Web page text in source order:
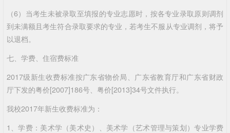
（6）当考生未被录取至填报的专业志愿时，按各专业录取原则调剂
到未满额且考生符合录取要求的专业，若考生不服从专业调剂，将予
以退档。
七、学费、住宿费标准
2017级新生收费标准按广东省物价局、广东省教育厅和广东省财政
厅下发的粤价[2007]186号、粤价[2013]34号文件执行。
我校2017年新生收费标准为：
1、学费：美术学（美术史）、美术学（艺术管理与策划）专业学费